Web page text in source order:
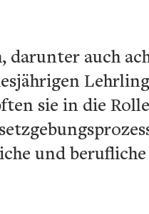
darunter auch
sie in die
und